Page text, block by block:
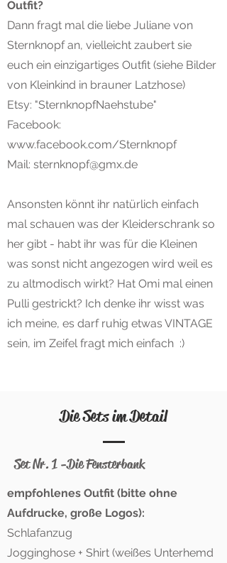
Outfit?
Dann fragt mal die liebe Juliane von
Sternknopf an, vielleicht zaubert sie
euch ein einzigartiges Outfit (siehe Bilder
von Kleinkind in brauner Latzhose)
Etsy: "SternknopfNaehstube"
Facebook:
www.facebook.com/Sternknopf
Mail: sternknopf@gmx.de
Ansonsten könnt ihr natürlich einfach
mal schauen was der Kleiderschrank so
her gibt - habt ihr was für die Kleinen
was sonst nicht angezogen wird weil es
zu altmodisch wirkt? Hat Omi mal einen
Pulli gestrickt? Ich denke ihr wisst was
ich meine, es darf ruhig etwas VINTAGE
sein, im Zeifel fragt mich einfach :)
Die Sets im Detail
Set Nr. 1 -Die Fensterbank
empfohlenes Outfit (bitte ohne
Aufdrucke, große Logos):
Schlafanzug
Jogginghose + Shirt (weißes Unterhemd